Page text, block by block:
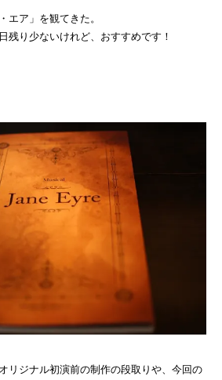
エア」を観てきた。
残り少ないけれど、おすすめです！
リジナル初演前の制作の段取りや、今回の